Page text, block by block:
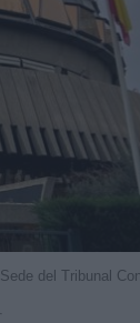
Sede del Tribunal